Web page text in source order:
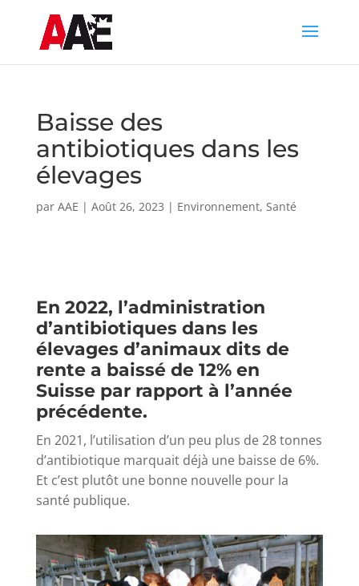
Baisse des
antibiotiques dans les
élevages
par AAE | Août 26, 2023 | Environnement, Santé
En 2022, l’administration
d’antibiotiques dans les
élevages d’animaux dits de
rente a baissé de 12% en
Suisse par rapport à l’année
précédente.
En 2021, l’utilisation d’un peu plus de 28 tonnes
d’antibiotique marquait déjà une baisse de 6%.
Et c’est plutôt une bonne nouvelle pour la
santé publique.